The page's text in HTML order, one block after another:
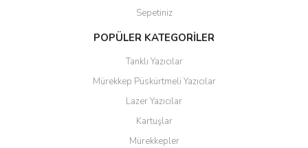
Sepetiniz
POPÜLER KATEGORİLER
Tanklı Yazıcılar
Mürekkep Püskürtmeli Yazıcılar
Lazer Yazıcılar
Kartuşlar
Mürekkepler